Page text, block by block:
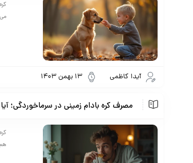
آیدا کاظمی 13 بهمن 1403
مصرف کره بادام زمینی در سرماخوردگی؛